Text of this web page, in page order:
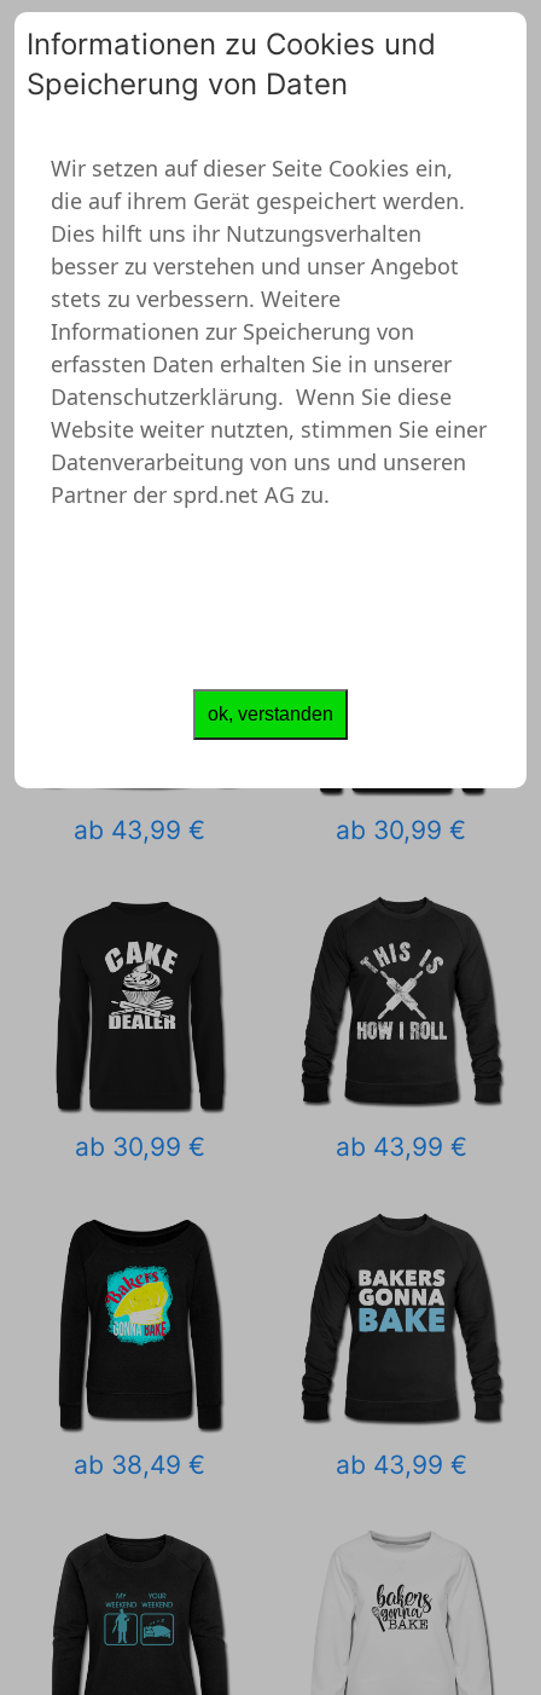
Backen Pullover
ab 43,99 € ab 30,99 €
ab 30,99 € ab 43,99 €
ab 38,49 € ab 43,99 €
Informationen zu Cookies und
Speicherung von Daten
Wir setzen auf dieser Seite Cookies ein,
die auf ihrem Gerät gespeichert werden.
Dies hilft uns ihr Nutzungsverhalten
besser zu verstehen und unser Angebot
stets zu verbessern. Weitere
Informationen zur Speicherung von
erfassten Daten erhalten Sie in unserer
Datenschutzerklärung. Wenn Sie diese
Website weiter nutzten, stimmen Sie einer
Datenverarbeitung von uns und unseren
Partner der sprd.net AG zu.
ok, verstanden